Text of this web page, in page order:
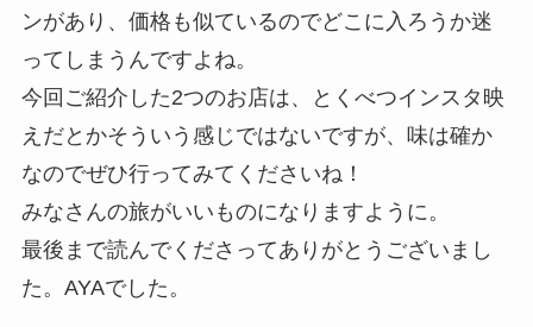
ンがあり、価格も似ているのでどこに入ろうか迷
ってしまうんですよね。
今回ご紹介した2つのお店は、とくべつインスタ映
えだとかそういう感じではないですが、味は確か
なのでぜひ行ってみてくださいね！
みなさんの旅がいいものになりますように。
最後まで読んでくださってありがとうございまし
た。AYAでした。